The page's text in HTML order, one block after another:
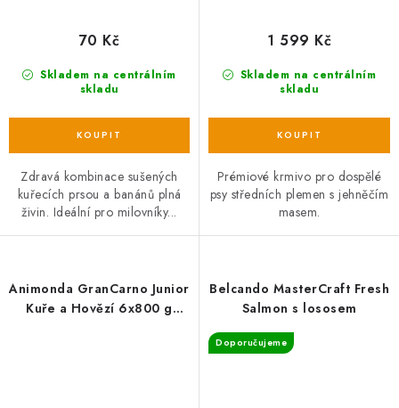
Skladem na centrálním
skladu
70 Kč
Zdravá kombinace sušených
kuřecích prsou a banánů plná
živin. Ideální pro milovníky...
Skladem na centrálním
skladu
1 599 Kč
Prémiové krmivo pro dospělé
psy středních plemen s jehněčím
masem.
Animonda GranCarno Junior
Kuře a Hovězí 6x800 g
Belcando MasterCraft Fresh
Salmon s lososem
Doporučujeme